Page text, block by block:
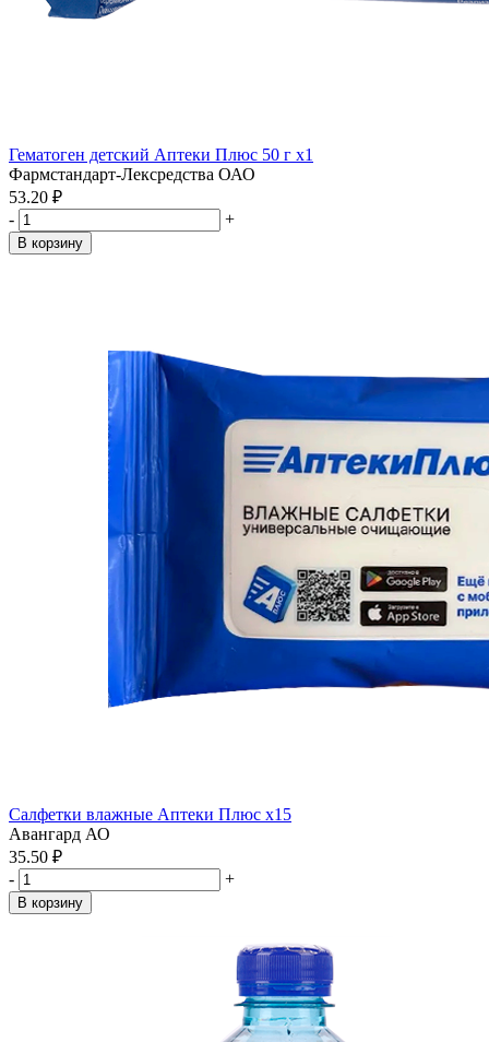
Гематоген детский Аптеки Плюс 50 г x1
Фармстандарт-Лексредства ОАО
53.20 ₽
-
+
В корзину
Салфетки влажные Аптеки Плюс x15
Авангард АО
35.50 ₽
-
+
В корзину